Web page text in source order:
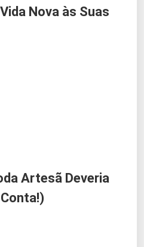
Nova às Suas
Artesã Deveria